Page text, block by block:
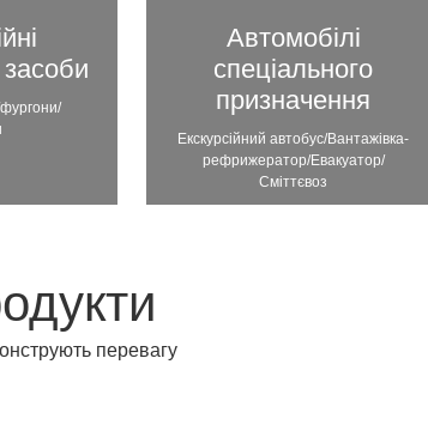
засоби
фургони/
Автомобілі
спеціального
призначення
Екскурсійний автобус/Вантажівка-
рефрижератор/Евакуатор/
Сміттєвоз
перевагу